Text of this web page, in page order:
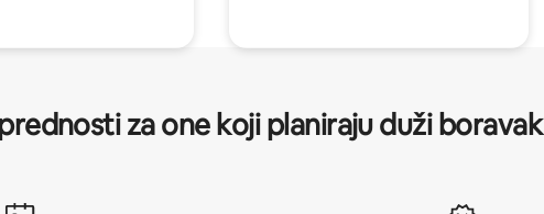
za one koji planiraju duži boravak